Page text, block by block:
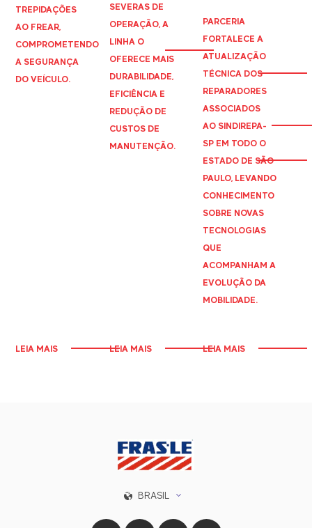
TREPIDAÇÕES
AO FREAR,
COMPROMETENDO
A SEGURANÇA
DO VEÍCULO.
LEIA MAIS
SEVERAS DE
OPERAÇÃO, A
LINHA O
OFERECE MAIS
DURABILIDADE,
EFICIÊNCIA E
REDUÇÃO DE
CUSTOS DE
MANUTENÇÃO.
LEIA MAIS
PARCERIA
FORTALECE A
ATUALIZAÇÃO
TÉCNICA DOS
REPARADORES
ASSOCIADOS
AO SINDIREPA-
SP EM TODO O
ESTADO DE SÃO
PAULO, LEVANDO
CONHECIMENTO
SOBRE NOVAS
TECNOLOGIAS
QUE
ACOMPANHAM A
EVOLUÇÃO DA
MOBILIDADE.
LEIA MAIS
BRASIL